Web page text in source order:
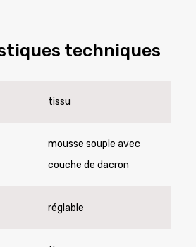
techniques
tissu
mousse souple avec
couche de dacron
réglable